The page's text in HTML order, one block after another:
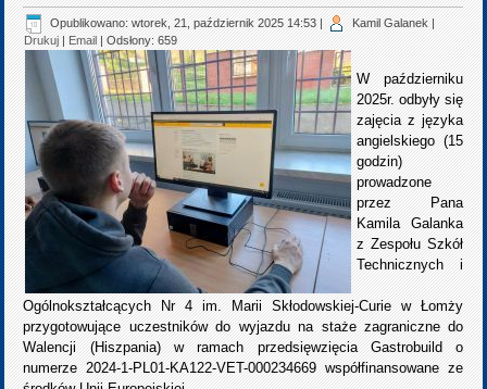
Opublikowano: wtorek, 21, październik 2025 14:53 | Kamil Galanek |
Drukuj |Email | Odsłony: 659
W październiku
2025r. odbyły się
zajęcia z języka
angielskiego (15
godzin)
prowadzone
przez Pana
Kamila Galanka
z Zespołu Szkół
Technicznych i
Ogólnokształcących Nr 4 im. Marii Skłodowskiej-Curie w Łomży
przygotowujące uczestników do wyjazdu na staże zagraniczne do
Walencji (Hiszpania) w ramach przedsięwzięcia Gastrobuild o
numerze 2024-1-PL01-KA122-VET-000234669 współfinansowane ze